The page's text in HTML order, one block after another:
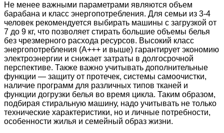
Не менее важными параметрами являются объем
барабана и класс энергопотребления. Для семьи из 3-4
человек рекомендуется выбирать машины с загрузкой от
7 до 9 кг, что позволяет стирать большие объемы белья
без чрезмерного расхода ресурсов. Высокий класс
энергопотребления (A+++ и выше) гарантирует экономию
электроэнергии и снижает затраты в долгосрочной
перспективе. Также важно учитывать дополнительные
функции — защиту от протечек, системы самоочистки,
наличие программ для различных типов тканей и
функции догрузки белья во время цикла. Таким образом,
подбирая стиральную машину, надо учитывать не только
технические характеристики, но и личные потребности,
особенности жилья и семейный образ жизни.